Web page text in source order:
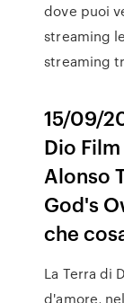
dove puoi
streaming
streaming
15/09/
Dio
Alonso
God's
che
La Terra di
d'amore,